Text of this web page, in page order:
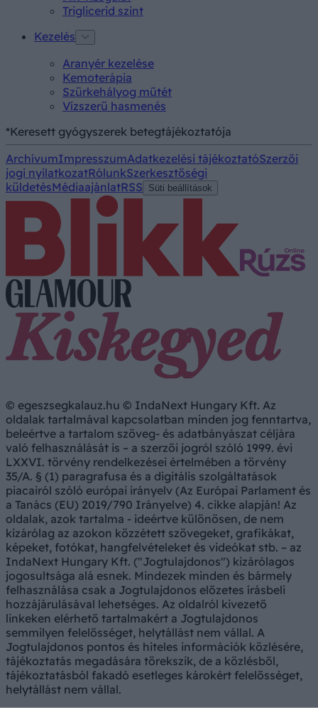
Triglicerid szint
Kezelés
Aranyér kezelése
Kemoterápia
Szürkehályog műtét
Vízszerű hasmenés
*Keresett gyógyszerek betegtájékoztatója
ArchívumImpresszumAdatkezelési tájékoztatóSzerzői
jogi nyilatkozatRólunkSzerkesztőségi
küldetésMédiaajánlatRSS Süti beállítások
© egeszsegkalauz.hu © IndaNext Hungary Kft. Az
oldalak tartalmával kapcsolatban minden jog fenntartva,
beleértve a tartalom szöveg- és adatbányászat céljára
való felhasználását is – a szerzői jogról szóló 1999. évi
LXXVI. törvény rendelkezései értelmében a törvény
35/A. § (1) paragrafusa és a digitális szolgáltatások
piacairól szóló európai irányelv (Az Európai Parlament és
a Tanács (EU) 2019/790 Irányelve) 4. cikke alapján! Az
oldalak, azok tartalma - ideértve különösen, de nem
kizárólag az azokon közzétett szövegeket, grafikákat,
képeket, fotókat, hangfelvételeket és videókat stb. – az
IndaNext Hungary Kft. ("Jogtulajdonos") kizárólagos
jogosultsága alá esnek. Mindezek minden és bármely
felhasználása csak a Jogtulajdonos előzetes írásbeli
hozzájárulásával lehetséges. Az oldalról kivezető
linkeken elérhető tartalmakért a Jogtulajdonos
semmilyen felelősséget, helytállást nem vállal. A
Jogtulajdonos pontos és hiteles információk közlésére,
tájékoztatás megadására törekszik, de a közlésből,
tájékoztatásból fakadó esetleges károkért felelősséget,
helytállást nem vállal.